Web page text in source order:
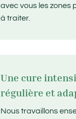
avec vous les zones
à traiter.
Une cure
régulière et
Nous travaillons